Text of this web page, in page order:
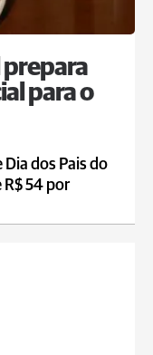
prepara
para o
dos Pais do
R$ 54 por